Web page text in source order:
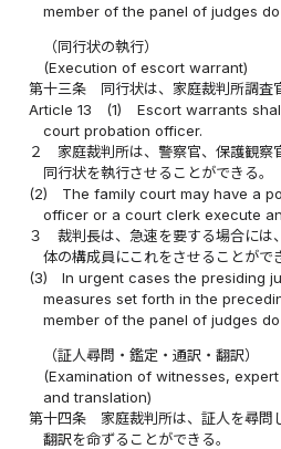
member of the panel of judges do
（同行状の執行）
(Execution of escort warrant)
第十三条
同行状は、家庭裁判所調査
Article 13
(1)
Escort warrants
court probation officer.
２
家庭裁判所は、警察官、保護観察
同行状を執行させることができる。
(2)
The family court may have a
officer or a court clerk execute
３
裁判長は、急速を要する場合には
体の構成員にこれをさせることがで
(3)
In urgent cases the presiding
measures set forth in the
member of the panel of judges do
（証人尋問・鑑定・通訳・翻訳）
(Examination of witnesses,
and translation)
第十四条
家庭裁判所は、証人を尋問
翻訳を命ずることができる。